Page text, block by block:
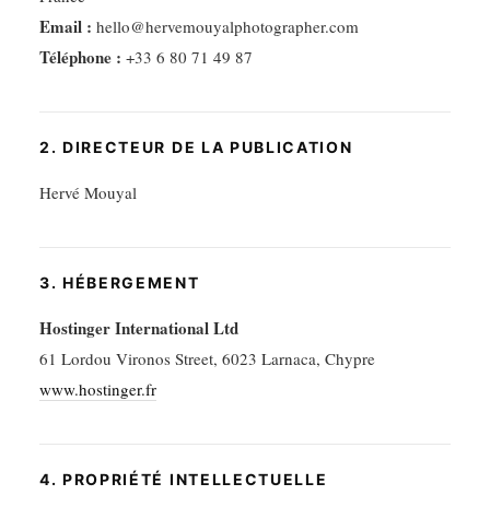
Email : hello@hervemouyalphotographer.com
Téléphone : +33 6 80 71 49 87
2. DIRECTEUR DE LA PUBLICATION
Hervé Mouyal
3. HÉBERGEMENT
Hostinger International Ltd
61 Lordou Vironos Street, 6023 Larnaca, Chypre
www.hostinger.fr
4. PROPRIÉTÉ INTELLECTUELLE